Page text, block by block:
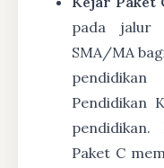
pada jalur
SMA/MA
Pendidikan
Paket C